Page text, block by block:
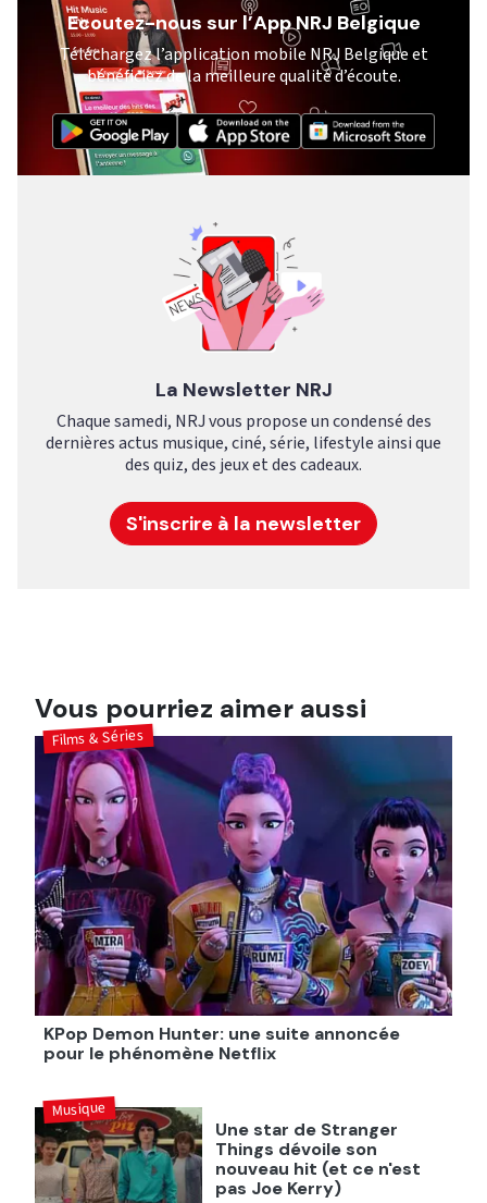
Ecoutez-nous sur l’App NRJ Belgique
Téléchargez l’application mobile NRJ Belgique et
bénéficiez de la meilleure qualité d’écoute.
La Newsletter NRJ
Chaque samedi, NRJ vous propose un condensé des
dernières actus musique, ciné, série, lifestyle ainsi que
des quiz, des jeux et des cadeaux.
S'inscrire à la newsletter
Vous pourriez aimer aussi
KPop Demon Hunter: une suite annoncée
pour le phénomène Netflix
Films & Séries
Une star de Stranger
Things dévoile son
nouveau hit (et ce n'est
pas Joe Kerry)
Musique